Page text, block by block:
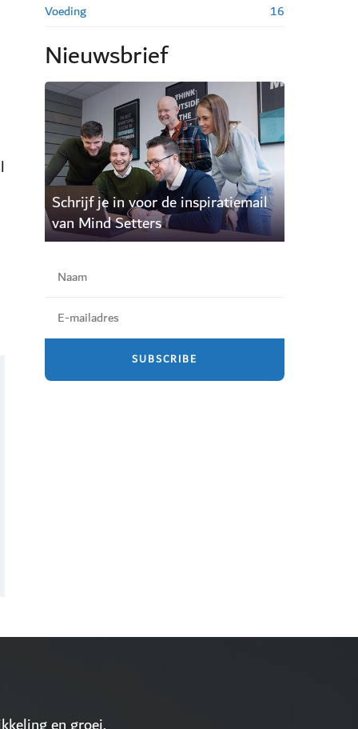
Voeding
16
Nieuwsbrief
Schrijf je in voor de inspiratiemail
van Mind Setters